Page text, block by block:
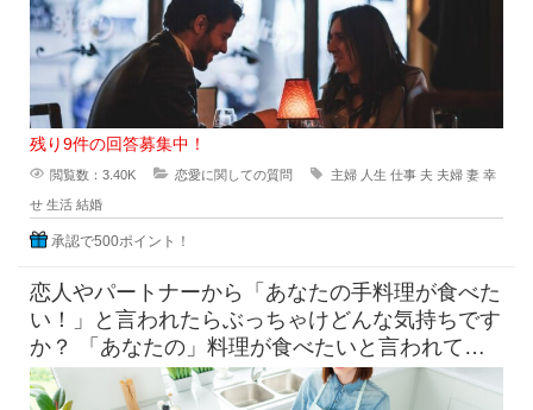
残り9件の回答募集中！
閲覧数：3.40K 恋愛に関しての質問 主婦 人生 仕事 夫 夫婦 妻 幸
せ 生活 結婚
承認で500ポイント！
恋人やパートナーから「あなたの手料理が食べた
い！」と言われたらぶっちゃけどんな気持ちです
か？ 「あなたの」料理が食べたいと言われて素
直に嬉しいという気持ち